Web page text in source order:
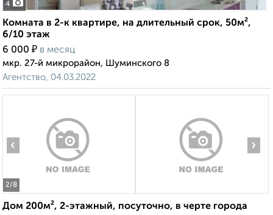
4
Комната в 2-к квартире, на длительный срок, 50м²,
6/10 этаж
6 000 ₽ в месяц
мкр. 27-й микрорайон, Шуминского 8
Агентство, 04.03.2022
2/8
‹ ›
Дом 200м², 2-этажный, посуточно, в черте города